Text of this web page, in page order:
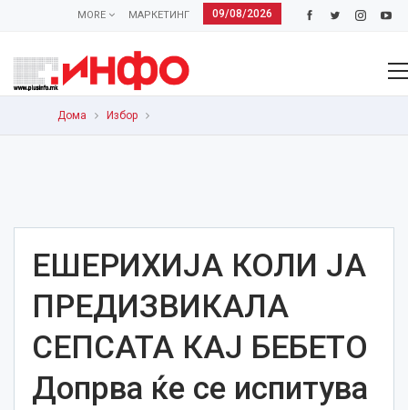
09/08/2026
МАРКЕТИНГ
MORE
Дома Избор
ЕШЕРИХИЈА КОЛИ ЈА
ПРЕДИЗВИКАЛА
СЕПСАТА КАЈ БЕБЕТО
Допрва ќе се испитува